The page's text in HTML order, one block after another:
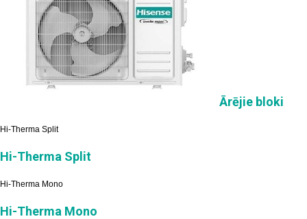
Ārējie bloki
Hi-Therma Split
Hi-Therma Split
Hi-Therma Mono
Hi-Therma Mono